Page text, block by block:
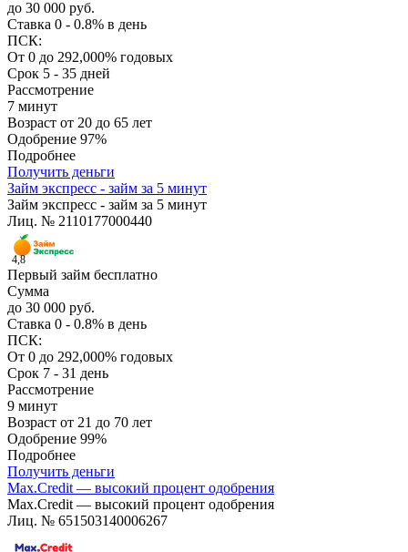
до 30 000 руб.
Ставка 0 - 0.8% в день
ПСК:
От 0 до 292,000% годовых
Срок 5 - 35 дней
Рассмотрение
7 минут
Возраст от 20 до 65 лет
Одобрение 97%
Подробнее
Получить деньги
Займ экспресс - займ за 5 минут
Займ экспресс - займ за 5 минут
Лиц. № 2110177000440
4,8
Первый займ бесплатно
Сумма
до 30 000 руб.
Ставка 0 - 0.8% в день
ПСК:
От 0 до 292,000% годовых
Срок 7 - 31 день
Рассмотрение
9 минут
Возраст от 21 до 70 лет
Одобрение 99%
Подробнее
Получить деньги
Max.Credit — высокий процент одобрения
Max.Credit — высокий процент одобрения
Лиц. № 651503140006267